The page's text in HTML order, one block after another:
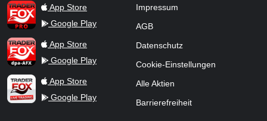
TraderFox ProApp Store
Google Play
TraderFox dpa-AFX ProFeed
App Store
Google Play
TraderFox Live Trading
App Store
Google Play
Impressum
AGB
Datenschutz
Cookie-Einstellungen
Alle Aktien
Barrierefreiheit